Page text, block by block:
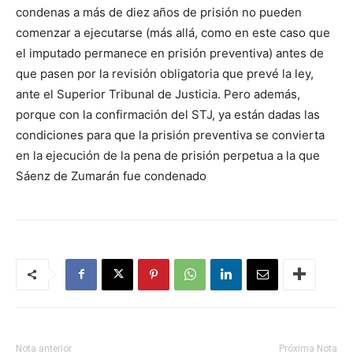
condenas a más de diez años de prisión no pueden
comenzar a ejecutarse (más allá, como en este caso que
el imputado permanece en prisión preventiva) antes de
que pasen por la revisión obligatoria que prevé la ley,
ante el Superior Tribunal de Justicia. Pero además,
porque con la confirmación del STJ, ya están dadas las
condiciones para que la prisión preventiva se convierta
en la ejecución de la pena de prisión perpetua a la que
Sáenz de Zumarán fue condenado
Nota anterior Próxima Nota